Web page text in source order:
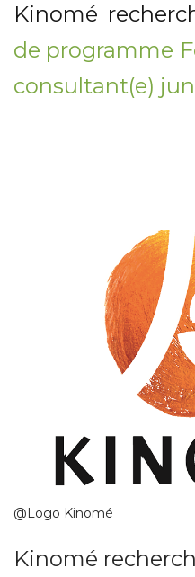
Kinomé
de programme
consultant(e)
@Logo Kinomé
Kinomé